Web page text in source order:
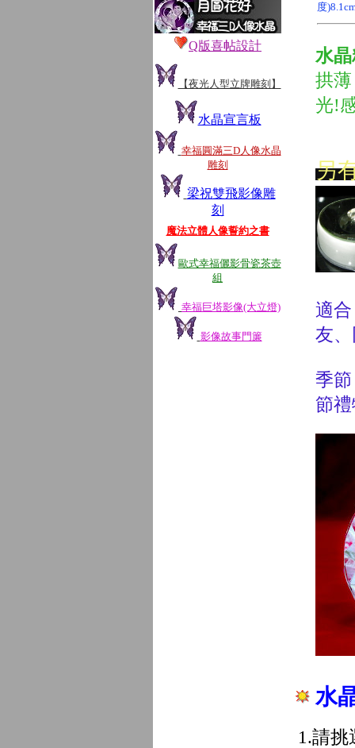
Q版喜帖設計
【夜光人型立牌雕刻】
水晶宣言板
幸福圓滿三D人像水晶
雕刻
梁祝雙飛影像雕
刻
魔法立體人像誓約之書
歐式幸福儷影骨瓷茶壺
組
幸福巨塔影像(大立燈)
影像故事門簾
度
水
拱
光!
另
適
友
季
節
水
1.請挑